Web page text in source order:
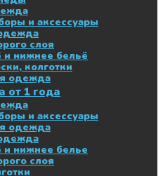
и аксессуары
слоя
и нижнее бельё
колготки
одежда
от 1 года
и аксессуары
одежда
и нижнее белье
слоя